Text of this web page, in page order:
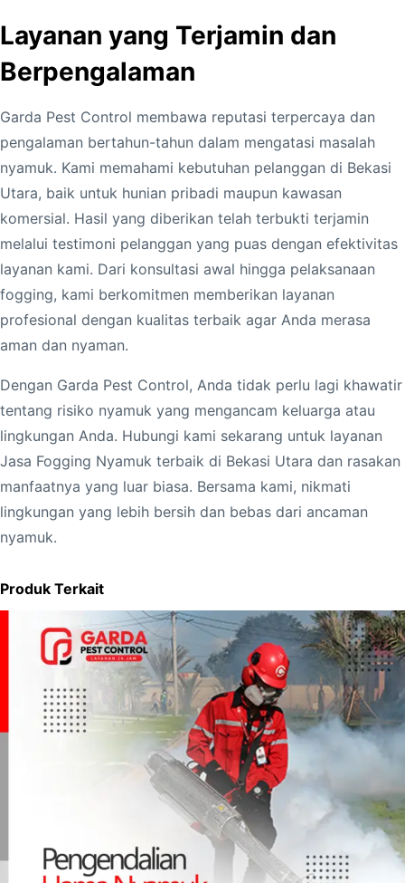
Layanan yang Terjamin dan
Berpengalaman
Garda Pest Control membawa reputasi terpercaya dan
pengalaman bertahun-tahun dalam mengatasi masalah
nyamuk. Kami memahami kebutuhan pelanggan di Bekasi
Utara, baik untuk hunian pribadi maupun kawasan
komersial. Hasil yang diberikan telah terbukti terjamin
melalui testimoni pelanggan yang puas dengan efektivitas
layanan kami. Dari konsultasi awal hingga pelaksanaan
fogging, kami berkomitmen memberikan layanan
profesional dengan kualitas terbaik agar Anda merasa
aman dan nyaman.
Dengan Garda Pest Control, Anda tidak perlu lagi khawatir
tentang risiko nyamuk yang mengancam keluarga atau
lingkungan Anda. Hubungi kami sekarang untuk layanan
Jasa Fogging Nyamuk terbaik di Bekasi Utara dan rasakan
manfaatnya yang luar biasa. Bersama kami, nikmati
lingkungan yang lebih bersih dan bebas dari ancaman
nyamuk.
Produk Terkait